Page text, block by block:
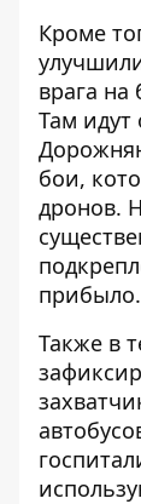
Кроме
врага на
Там
бои,
дронов.
прибыло.
Также в